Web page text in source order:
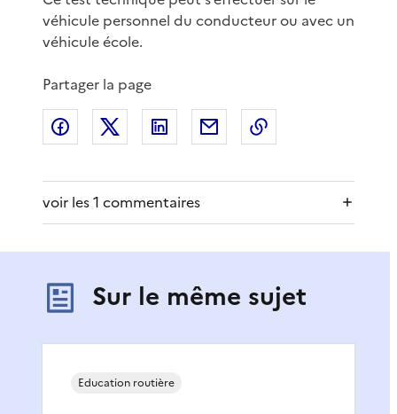
véhicule personnel du conducteur ou avec un
véhicule école.
Partager la page
Partager sur Facebook
Partager sur XPartager sur LinkedIn
Partager par email
voir les 1 commentaires
Sur le même sujet
Education routière